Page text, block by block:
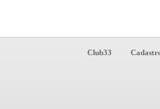
Club33